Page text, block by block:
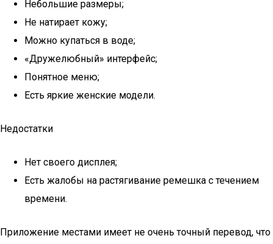
Небольшие размеры;
Не натирает кожу;
Можно купаться в воде;
«Дружелюбный» интерфейс;
Понятное меню;
Есть яркие женские модели.
Недостатки
Нет своего дисплея;
Есть жалобы на растягивание ремешка с течением
времени.
Приложение местами имеет не очень точный перевод, что